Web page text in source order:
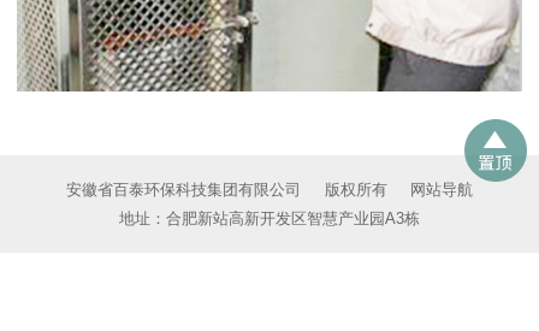
安徽省百泰环保科技集团有限公司 版权所有
网站导航
地址：合肥新站高新开发区智慧产业园A3栋